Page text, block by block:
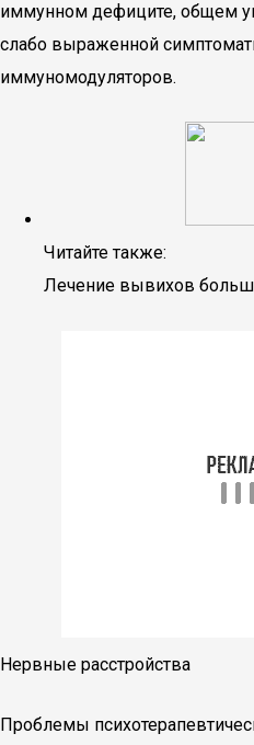
иммунном дефиците, общем
слабо выраженной
иммуномодуляторов.
Читайте также:
Лечение вывихов
Нервные расстройства
Проблемы